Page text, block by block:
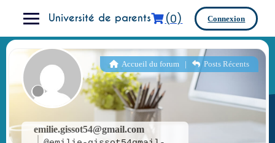
Université de parents (0) Connexion
emilie.gissot54@gmail.com
Accueil du forum | Posts Récents